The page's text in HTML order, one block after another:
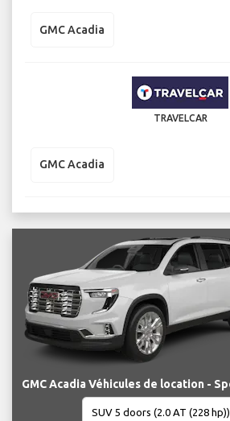
GMC Acadia
TRAVELCAR
GMC Acadia
GMC Acadia Véhicules de location -